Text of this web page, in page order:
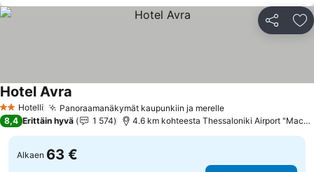
Jaa
2 Tähtiluokitus
Hotelli Panoraamanäkymät kaupunkiin ja merelleKatso hinnat
Hotel Avra
8,4 Erittäin hyvä 1 574 4.6 km kohteesta Thessaloniki Airport
Alkaen 63 €